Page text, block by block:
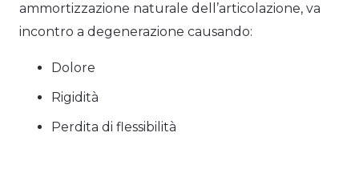
ammortizzazione naturale dell’articolazione, va
incontro a degenerazione causando:
Dolore
Rigidità
Perdita di flessibilità